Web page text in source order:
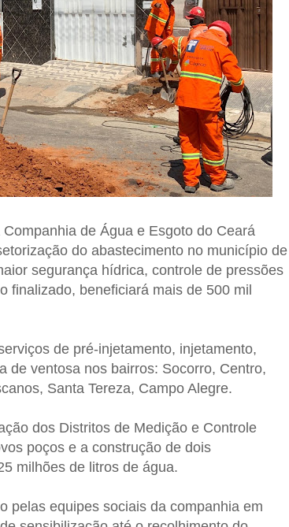
de Água e Esgoto do Ceará
do abastecimento no município de
segurança hídrica, controle de pressões
finalizado, beneficiará mais de 500 mil
de pré-injetamento, injetamento,
de ventosa nos bairros: Socorro, Centro,
Santa Tereza, Campo Alegre.
dos Distritos de Medição e Controle
poços e a construção de dois
milhões de litros de água.
pelas equipes sociais da companhia em